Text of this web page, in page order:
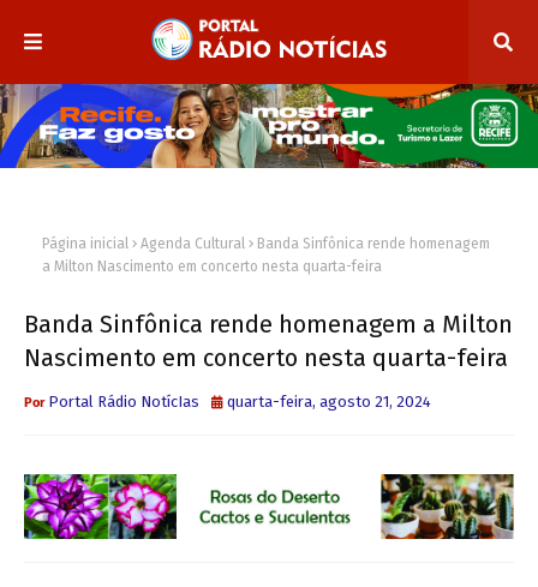
Página inicial Agenda Cultural
Banda Sinfônica rende homenagem
a Milton Nascimento em concerto nesta quarta-feira
Banda Sinfônica rende homenagem a Milton
Nascimento em concerto nesta quarta-feira
Portal Rádio NotícIas quarta-feira, agosto 21, 2024